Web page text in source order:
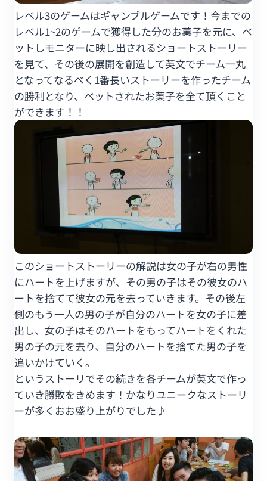
レベル3のゲームはギャンブルゲームです！今までの
レベル1~2のゲームで獲得した分のお菓子を元に、ベ
ットしモニターに映し出されるショートストーリー
を見て、その後の展開を創造して英文でチーム一丸
となってなるべく1番長いストーリーを作ったチーム
の勝利となり、ベットされたお菓子を全て頂くこと
ができます！！
このショートストーリーの解説は女の子が右の男性
にハートを上げますが、その男の子はその彼女のハ
ートを捨てて彼女の元を去っていきます。その後左
側のもう一人の男の子が自分のハートを女の子に差
出し、女の子はそのハートをもってハートをくれた
男の子の元を去り、自分のハートを捨てた男の子を
追いかけていく。
というストーリでその続きを各チームが英文で作っ
ていき勝敗をきめます！かなりユニークなストーリ
ーが多くおお盛り上がりでした♪